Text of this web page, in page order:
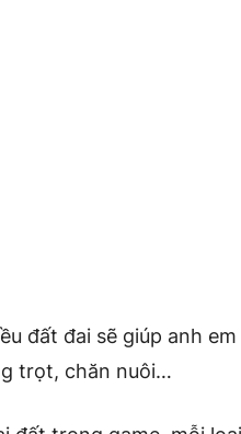
đất đai sẽ giúp anh
trọt, chăn nuôi…